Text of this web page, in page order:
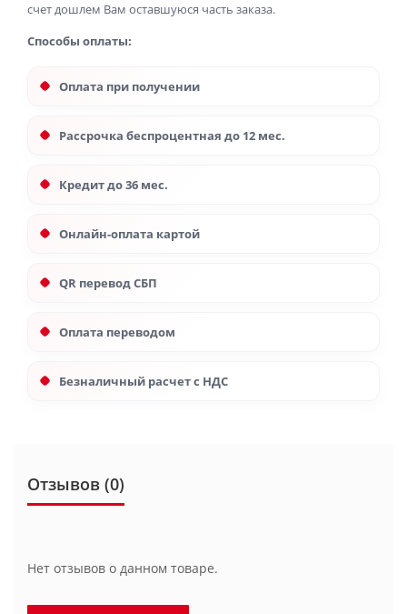
счет дошлем Вам оставшуюся часть заказа.
Способы оплаты:
Оплата при получении
Рассрочка беспроцентная до 12 мес.
Кредит до 36 мес.
Онлайн-оплата картой
QR перевод СБП
Оплата переводом
Безналичный расчет с НДС
Отзывов (0)
Нет отзывов о данном товаре.